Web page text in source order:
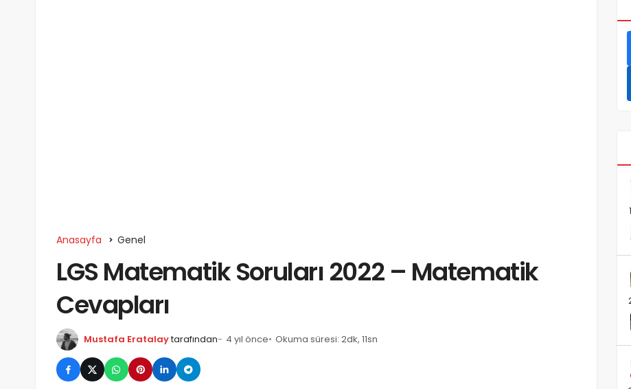
Anasayfa Genel
LGS Matematik Soruları 2022 – Matematik
Cevapları
Mustafa Eratalaytarafından 4 yıl önce Okuma süresi: 2dk, 11sn